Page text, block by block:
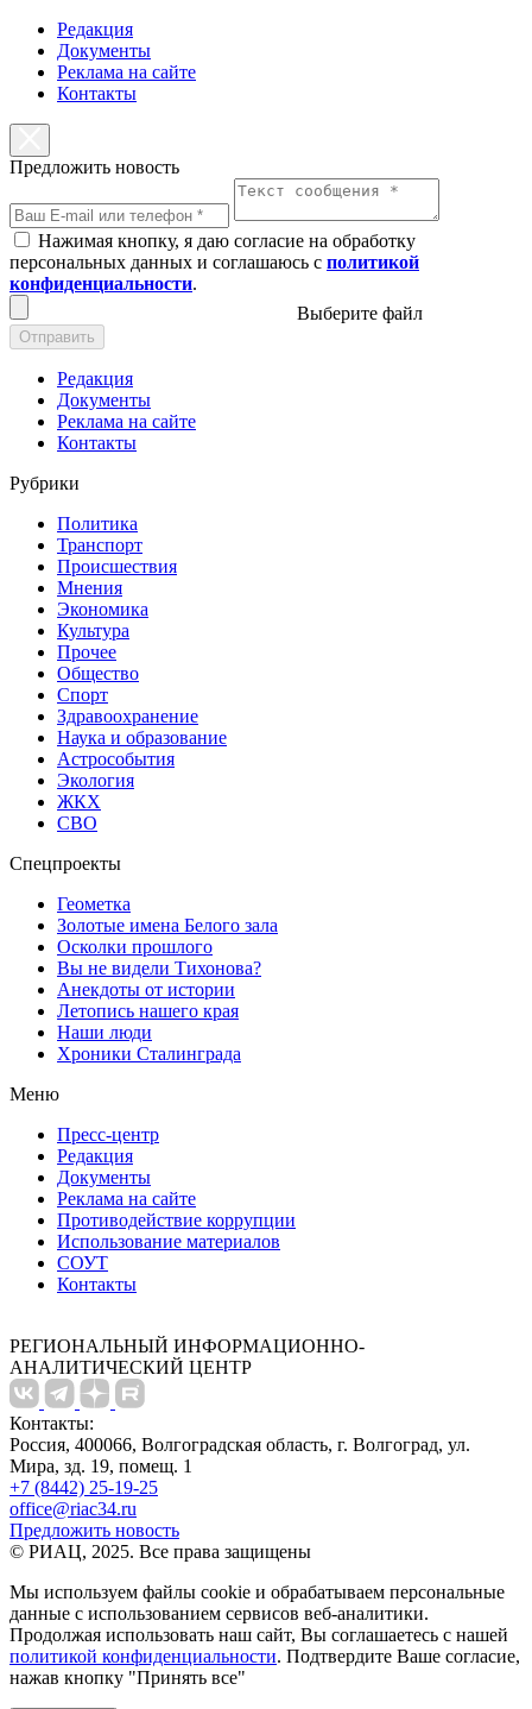
Редакция
Документы
Реклама на сайте
Контакты
Предложить новость
Нажимая кнопку, я даю согласие на обработку
персональных данных и соглашаюсь с политикой
конфиденциальности.
Выберите файл
Отправить
Редакция
Документы
Реклама на сайте
Контакты
Рубрики
Политика
Транспорт
Происшествия
Мнения
Экономика
Культура
Прочее
Общество
Спорт
Здравоохранение
Наука и образование
Астрособытия
Экология
ЖКХ
СВО
Спецпроекты
Геометка
Золотые имена Белого зала
Осколки прошлого
Вы не видели Тихонова?
Анекдоты от истории
Летопись нашего края
Наши люди
Хроники Сталинграда
Меню
Пресс-центр
Редакция
Документы
Реклама на сайте
Противодействие коррупции
Использование материалов
СОУТ
Контакты
РЕГИОНАЛЬНЫЙ ИНФОРМАЦИОННО-
АНАЛИТИЧЕСКИЙ ЦЕНТР
Контакты:
Россия, 400066, Волгоградская область, г. Волгоград, ул.
Мира, зд. 19, помещ. 1
+7 (8442) 25-19-25
office@riac34.ru
Предложить новость
© РИАЦ, 2025. Все права защищены
Мы используем файлы сookie и обрабатываем персональные
данные с использованием сервисов веб-аналитики.
Продолжая использовать наш сайт, Вы соглашаетесь с нашей
политикой конфиденциальности. Подтвердите Ваше согласие,
нажав кнопку "Принять все"